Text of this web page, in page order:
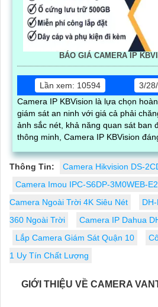
BÁO GIÁ CAMERA IP
Lần xem: 10594
3/
Camera IP KBVision là lựa chọn
giám sát an ninh với giá cả phải chăng. Với chất lượng
ảnh sắc nét, khả năng quan sát ban
thông minh, Camera IP KBVision
Thông Tin:
Camera Hikvision DS-
Camera Imou IPC-S6DP-3M0WEB-
Camera Ngoài Trời 4K Siêu Nét
360 Ngoài Trời
Camera IP Dahua
Lắp Camera Giám Sát Quận 10
1 Uy Tín Chất Lượng
GIỚI THIỆU VỀ CAMERA